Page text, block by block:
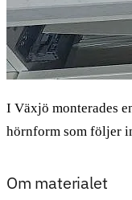
I Växjö monterades
hörnform som följer
Om materialet